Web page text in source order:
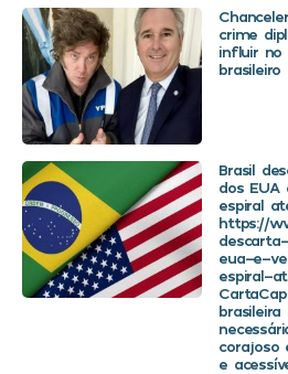
crime
influir no
brasileiro
Brasil
dos
espiral
https://
eua-e-
espiral-
corajoso
e